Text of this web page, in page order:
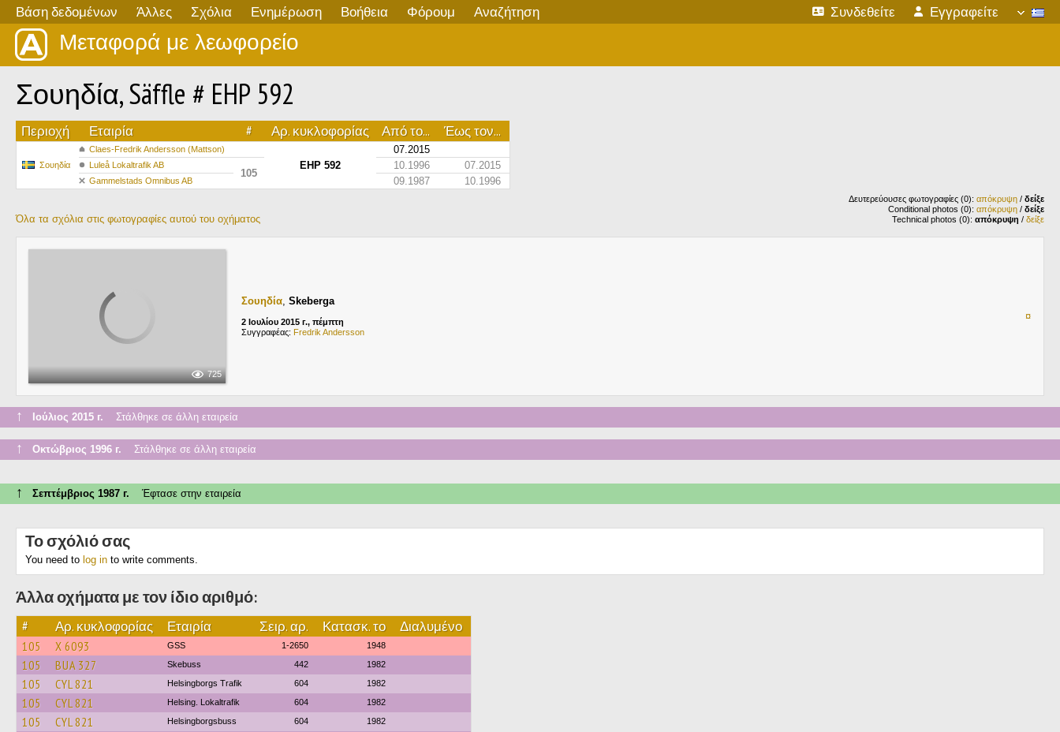
Βάση δεδομένων Άλλες Σχόλια Ενημέρωση Βοήθεια Φόρουμ Αναζήτηση Συνδεθείτε Εγγραφείτε
Μεταφορά με λεωφορείο
Σουηδία, Säffle # EHP 592
Περιοχή Εταιρία # Αρ. κυκλοφορίας Από το... Έως τον...
Σουηδία
Claes-Fredrik Andersson (Mattson)
EHP 592
07.2015
Luleå Lokaltrafik AB
105
10.1996 07.2015
Gammelstads Omnibus AB 09.1987 10.1996
Όλα τα σχόλια στις φωτογραφίες αυτού του οχήματος
Δευτερεύουσες φωτογραφίες (0): απόκρυψη / δείξε
Conditional photos (0): απόκρυψη / δείξε
Technical photos (0): απόκρυψη / δείξε
725
Σουηδία, Skeberga
2 Ιουλίου 2015 г., πέμπτη
Συγγραφέας: Fredrik Andersson
¤
↑ Ιούλιος 2015 г. Στάλθηκε σε άλλη εταιρεία
↑ Οκτώβριος 1996 г. Στάλθηκε σε άλλη εταιρεία
↑ Σεπτέμβριος 1987 г. Έφτασε στην εταιρεία
Το σχόλιό σας
You need to log in to write comments.
Άλλα οχήματα με τον ίδιο αριθμό:
# Αρ. κυκλοφορίας Εταιρία Σειρ. αρ. Κατασκ. το Διαλυμένο
105 X 6093 GSS 1-2650 1948
105 BUA 327 Skebuss 442 1982
105 CYL 821 Helsingborgs Trafik 604 1982
105 CYL 821 Helsing. Lokaltrafik 604 1982
105 CYL 821 Helsingborgsbuss 604 1982